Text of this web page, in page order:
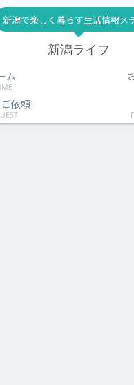
新潟で楽しく暮らす生活情報メ
新潟ライフ
ム
依頼